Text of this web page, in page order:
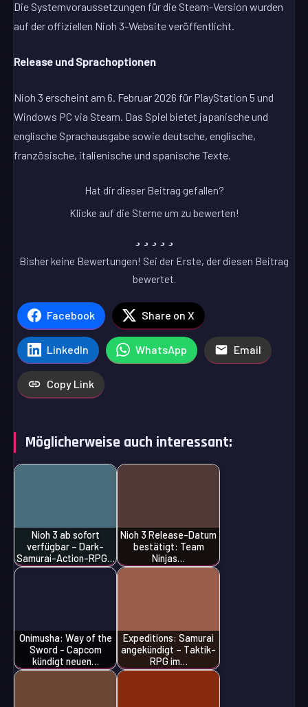
Die Systemvoraussetzungen für die Steam-Version wurden
auf der offiziellen Nioh 3-Website veröffentlicht.
Release und Sprachoptionen
Nioh 3 erscheint am 6. Februar 2026 für PlayStation 5 und
Windows PC via Steam. Das Spiel bietet japanische und
englische Sprachausgabe sowie deutsche, englische,
französische, italienische und spanische Texte.
Hat dir dieser Beitrag gefallen?
Klicke auf die Sterne um zu bewerten!
Bisher keine Bewertungen! Sei der Erste, der diesen Beitrag
bewertet.
Facebook Share on X
LinkedIn WhatsApp Email
Copy Link
Möglicherweise auch interessant:
Nioh 3 ab sofort
verfügbar – Dark-
Samurai-Action-RPG…
Nioh 3 Release-Datum
bestätigt: Team
Ninjas…
Onimusha: Way of the
Sword - Capcom
kündigt neuen…
Expeditions: Samurai
angekündigt – Taktik-
RPG im…